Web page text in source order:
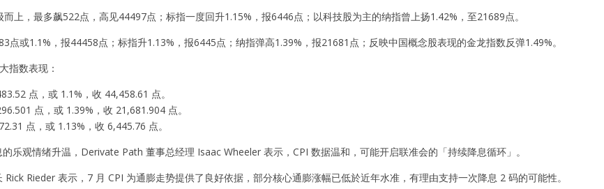
上，最多飙522点，高见44497点；标指一度回升1.15%，报6446点；以科技股为主的纳指曾上扬1.42%，至21689点。
点或1.1%，报44458点；标指升1.13%，报6445点；纳指弹高1.39%，报21681点；反映中国概念股表现的金龙指数反弹1.49%。
指数表现：
点，或 1.1%，收 44,458.61 点。
点，或 1.39%，收 21,681.904 点。
点，或 1.13%，收 6,445.76 点。
乐观情绪升温，Derivate Path 董事总经理 Isaac Wheeler 表示，CPI 数据温和，可能开启联准会的「持续降息循环」。
Rick Rieder 表示，7 月 CPI 为通膨走势提供了良好依据，部分核心通膨涨幅已低於近年水准，有理由支持一次降息 2 码的可能性。